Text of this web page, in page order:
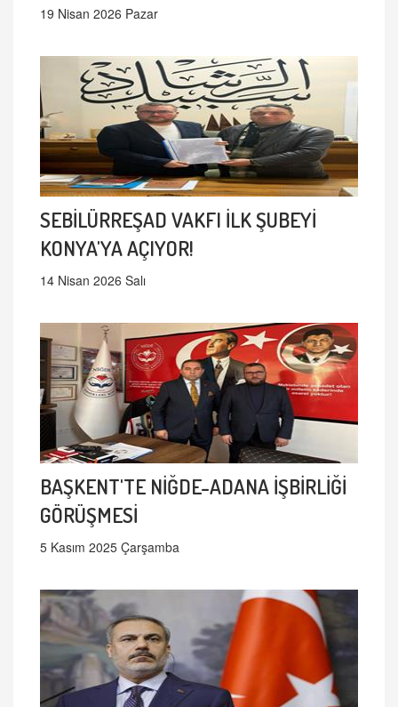
19 Nisan 2026 Pazar
SEBİLÜRREŞAD VAKFI İLK ŞUBEYİ
KONYA'YA AÇIYOR!
14 Nisan 2026 Salı
BAŞKENT'TE NİĞDE-ADANA İŞBİRLİĞİ
GÖRÜŞMESİ
5 Kasım 2025 Çarşamba